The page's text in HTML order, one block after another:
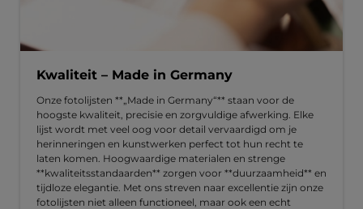
Kwaliteit – Made in Germany
Onze fotolijsten **„Made in Germany“** staan voor de
hoogste kwaliteit, precisie en zorgvuldige afwerking. Elke
lijst wordt met veel oog voor detail vervaardigd om je
herinneringen en kunstwerken perfect tot hun recht te
laten komen. Hoogwaardige materialen en strenge
**kwaliteitsstandaarden** zorgen voor **duurzaamheid** en
tijdloze elegantie. Met ons streven naar excellentie zijn onze
fotolijsten niet alleen functioneel, maar ook een echt